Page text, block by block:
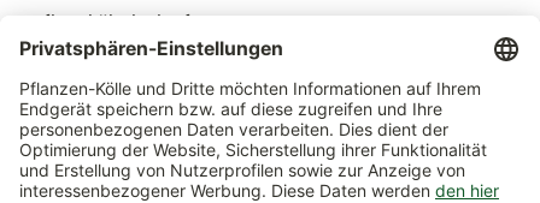
Pflanzkübel Glasfaser
Pflanzkübel Metall
Häufige Fragen zu Pflanzkübeln